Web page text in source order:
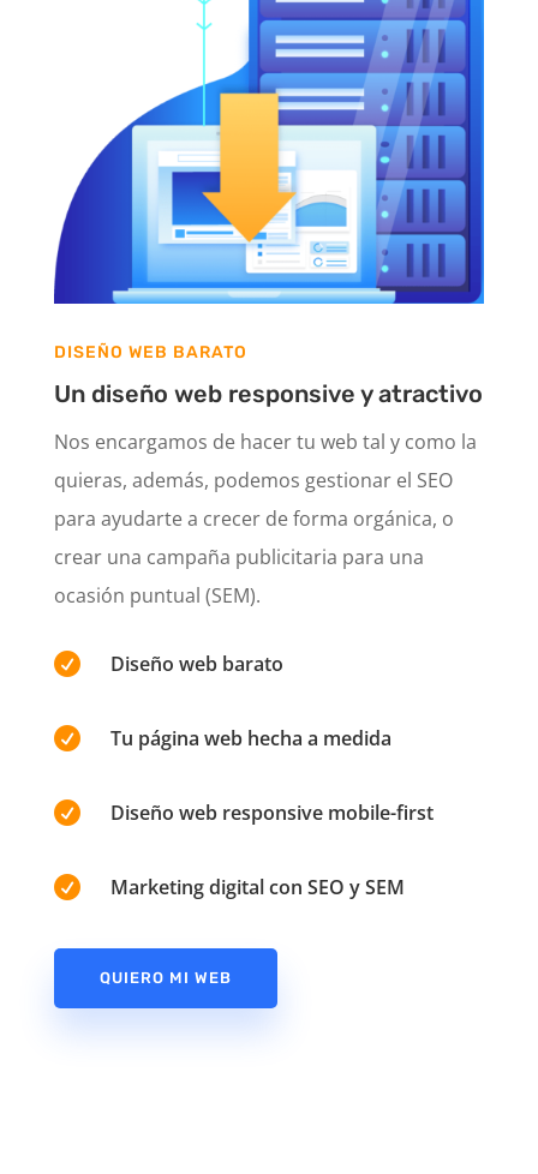
DISEÑO WEB BARATO
Un diseño web responsive y atractivo
Nos encargamos de hacer tu web tal y como la
quieras, además, podemos gestionar el SEO
para ayudarte a crecer de forma orgánica, o
crear una campaña publicitaria para una
ocasión puntual (SEM).
 Diseño web barato
 Tu página web hecha a medida
 Diseño web responsive mobile-first
 Marketing digital con SEO y SEM
QUIERO MI WEB